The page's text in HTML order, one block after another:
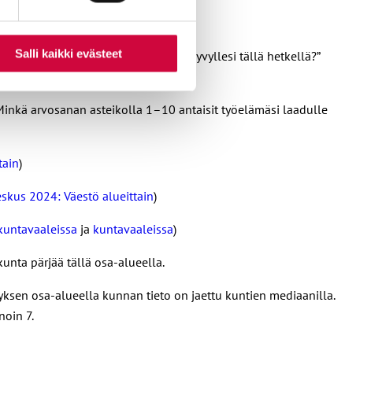
Salli kaikki evästeet
asteikolla 1–10 antaisit työkyvyllesi tällä hetkellä?”
arvosanan asteikolla 1–10 antaisit työelämäsi laadulle
)
2024: Väestö alueittain)
ja kuntavaaleissa)
pärjää tällä osa-alueella.
osa-alueella kunnan tieto on jaettu kuntien mediaanilla.
7.